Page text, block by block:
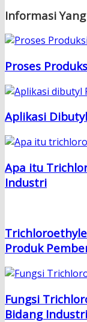
Informasi
Proses
Aplikasi
Apa itu
Industri
Produk
Fungsi
Bidang Industri